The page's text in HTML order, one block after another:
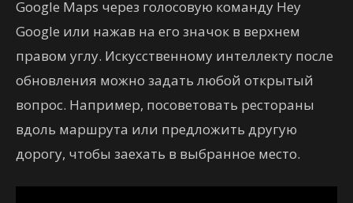
Google Maps через голосовую команду Hey
Google или нажав на его значок в верхнем
правом углу. Искусственному интеллекту после
обновления можно задать любой открытый
вопрос. Например, посоветовать рестораны
вдоль маршрута или предложить другую
дорогу, чтобы заехать в выбранное место.